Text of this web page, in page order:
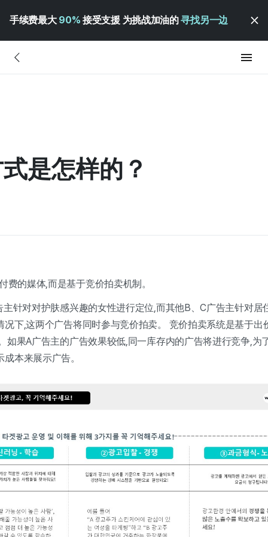
手续费最大 90% 接受支援 为挑战加油的寻找另一边
是怎样的？
费的媒体,而是基于竞价拍卖机制。
针对对护肤感兴趣的女性进行定位,而其他B、C广告主针对居
况下,这两个广告将同时参与竞价拍卖。 竞价拍卖系统是基于出
如果A广告主的广告效果较低,同一库存内的广告将进行竞争,为
本来展示广告。